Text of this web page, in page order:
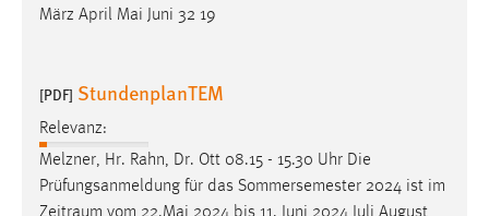
März April Mai Juni 32 19
[PDF] StundenplanTEM
Relevanz:
Melzner, Hr. Rahn, Dr. Ott 08.15 - 15.30 Uhr Die
Prüfungsanmeldung für das Sommersemester 2024 ist im
Zeitraum vom 22.Mai 2024 bis 11. Juni 2024 Juli August